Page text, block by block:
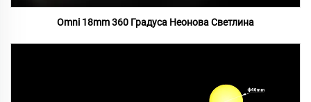
Omni 18mm 360 Градуса Неонова Светлина